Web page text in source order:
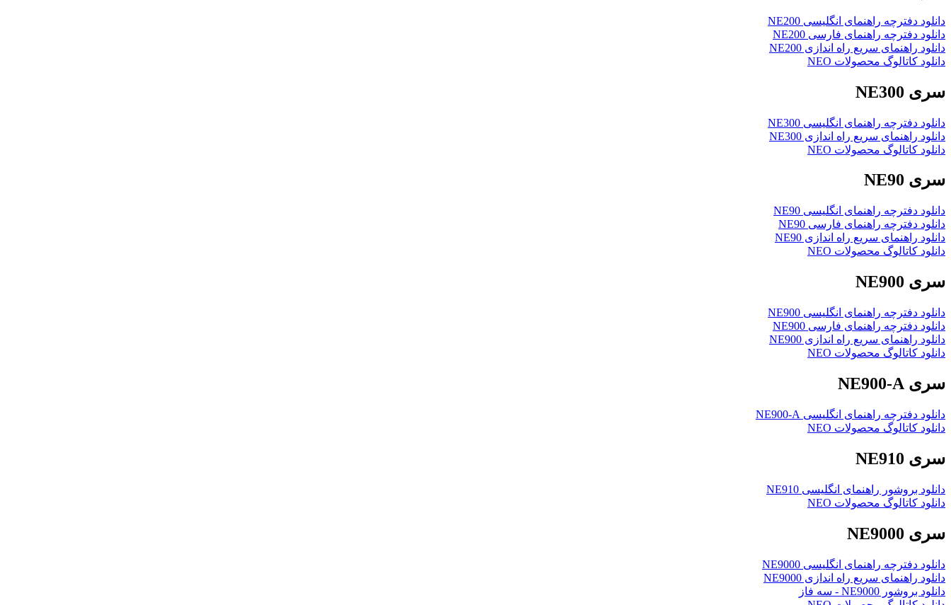
دانلود دفترچه راهنمای انگلیسی NE200
دانلود دفترچه راهنمای فارسی NE200
دانلود راهنمای سریع راه اندازی NE200
دانلود کاتالوگ محصولات NEO
سری NE300
دانلود دفترچه راهنمای انگلیسی NE300
دانلود راهنمای سریع راه اندازی NE300
دانلود کاتالوگ محصولات NEO
سری NE90
دانلود دفترچه راهنمای انگلیسی NE90
دانلود دفترچه راهنمای فارسی NE90
دانلود راهنمای سریع راه اندازی NE90
دانلود کاتالوگ محصولات NEO
سری NE900
دانلود دفترچه راهنمای انگلیسی NE900
دانلود دفترچه راهنمای فارسی NE900
دانلود راهنمای سریع راه اندازی NE900
دانلود کاتالوگ محصولات NEO
سری NE900-A
دانلود دفترچه راهنمای انگلیسی NE900-A
دانلود کاتالوگ محصولات NEO
سری NE910
دانلود بروشور راهنمای انگلیسی NE910
دانلود کاتالوگ محصولات NEO
سری NE9000
دانلود دفترچه راهنمای انگلیسی NE9000
دانلود راهنمای سریع راه اندازی NE9000
دانلود بروشور NE9000 - سه فاز